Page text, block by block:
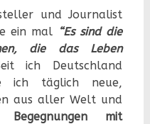
und Journalist
ein mal “Es sind die
die das Leben
ich Deutschland
ich täglich neue,
aus aller Welt und
mit